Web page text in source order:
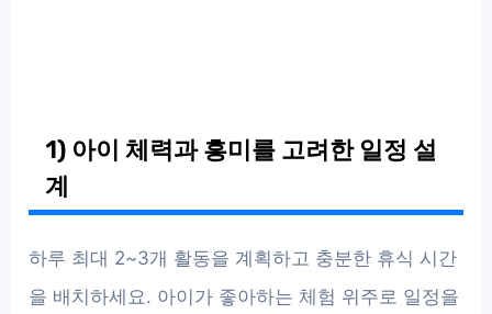
1) 아이 체력과 흥미를 고려한 일정 설
계
하루 최대 2~3개 활동을 계획하고 충분한 휴식 시간
을 배치하세요. 아이가 좋아하는 체험 위주로 일정을